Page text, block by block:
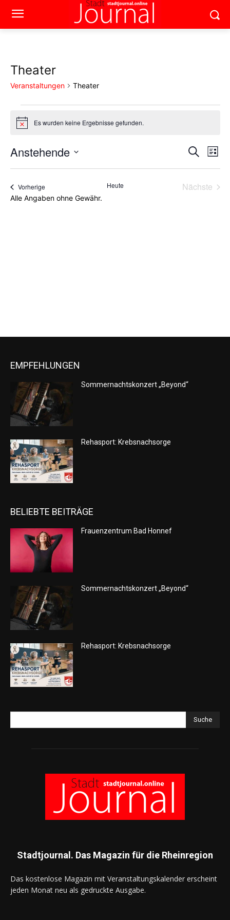
Theater
Veranstaltungen Theater
Veranstaltungen
HinweisEs wurden keine Ergebnisse gefunden.
Suche
und
SucheListe
Anstehende
VorherigeVeranstaltungen Heute
Nächste
Alle Angaben ohne Gewähr.
EMPFEHLUNGEN
Sommernachtskonzert „Beyond“
Rehasport: Krebsnachsorge
BELIEBTE BEITRÄGE
Frauenzentrum Bad Honnef
Sommernachtskonzert „Beyond“
Rehasport: Krebsnachsorge
Suche
Stadtjournal. Das Magazin für die Rheinregion
Das kostenlose Magazin mit Veranstaltungskalender erscheint
jeden Monat neu als gedruckte Ausgabe.